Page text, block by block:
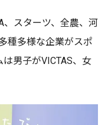
、スターツ、全農、河
種多様な企業がスポ
男子がVICTAS、女